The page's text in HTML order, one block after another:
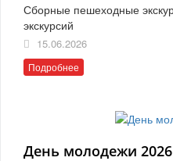
Сборные пешеходные
экскурсий
15.06.2026
Подробнее
День молодежи 2026